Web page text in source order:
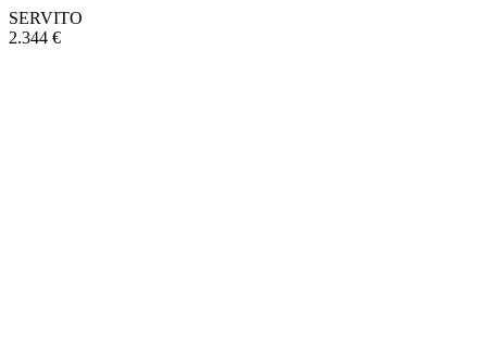
SERVITO
2.344 €